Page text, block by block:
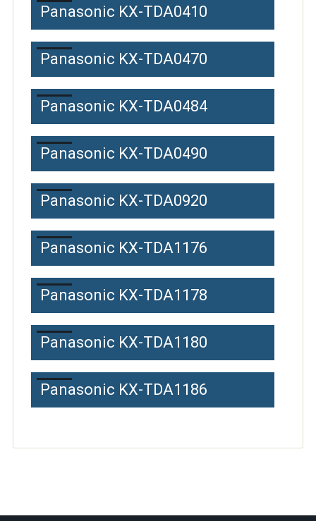
Panasonic KX-TDA0410
Panasonic KX-TDA0470
Panasonic KX-TDA0484
Panasonic KX-TDA0490
Panasonic KX-TDA0920
Panasonic KX-TDA1176
Panasonic KX-TDA1178
Panasonic KX-TDA1180
Panasonic KX-TDA1186